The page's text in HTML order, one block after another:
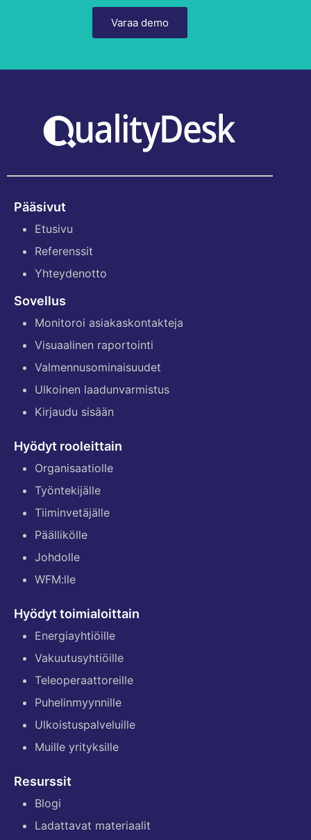
Varaa demo
Pääsivut
Etusivu
Referenssit
Yhteydenotto
Sovellus
Monitoroi asiakaskontakteja
Visuaalinen raportointi
Valmennusominaisuudet
Ulkoinen laadunvarmistus
Kirjaudu sisään
Hyödyt rooleittain
Organisaatiolle
Työntekijälle
Tiiminvetäjälle
Päällikölle
Johdolle
WFM:lle
Hyödyt toimialoittain
Energiayhtiöille
Vakuutusyhtiöille
Teleoperaattoreille
Puhelinmyynnille
Ulkoistuspalveluille
Muille yrityksille
Resurssit
Blogi
Ladattavat materiaalit